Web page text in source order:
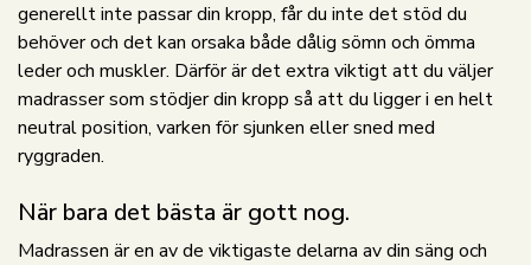
generellt inte passar din kropp, får du inte det stöd du
behöver och det kan orsaka både dålig sömn och ömma
leder och muskler. Därför är det extra viktigt att du väljer
madrasser som stödjer din kropp så att du ligger i en helt
neutral position, varken för sjunken eller sned med
ryggraden.
När bara det bästa är gott nog.
Madrassen är en av de viktigaste delarna av din säng och